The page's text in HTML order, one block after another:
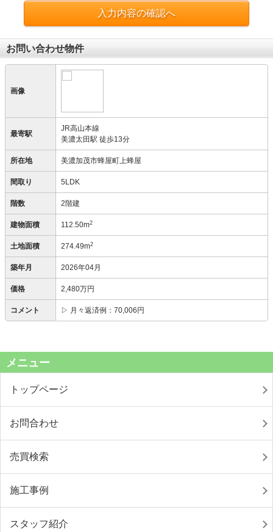
入力内容の確認へ
お問い合わせ物件
画像
最寄駅
JR高山本線
美濃太田駅 徒歩13分
所在地 美濃加茂市蜂屋町上蜂屋
間取り 5LDK
階数 2階建
建物面積 112.50m2
土地面積 274.49m2
築年月 2026年04月
価格 2,480万円
コメント ▷ 月々返済例：70,006円
メニュー
トップページ
お問合わせ
売買検索
施工事例
スタッフ紹介